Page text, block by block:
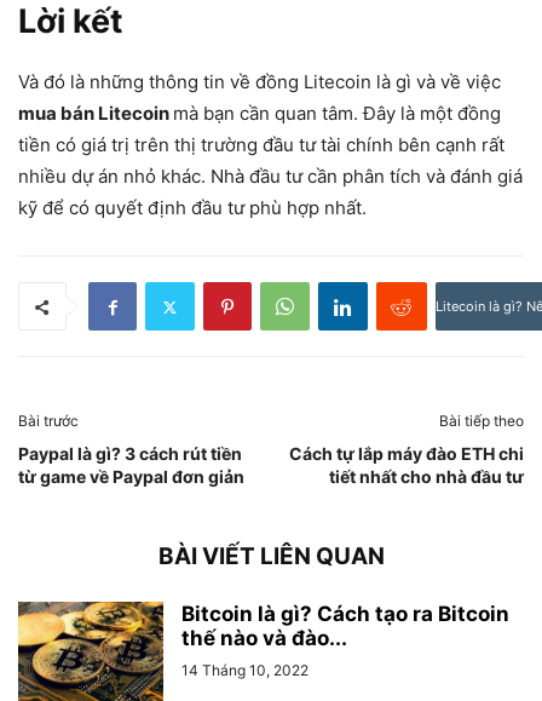
Lời kết
Và đó là những thông tin về đồng Litecoin là gì và về việc
mua bán Litecoin mà bạn cần quan tâm. Đây là một đồng
tiền có giá trị trên thị trường đầu tư tài chính bên cạnh rất
nhiều dự án nhỏ khác. Nhà đầu tư cần phân tích và đánh giá
kỹ để có quyết định đầu tư phù hợp nhất.
Litecoin là gì?
Bài trước
Paypal là gì? 3 cách rút tiền
từ game về Paypal đơn giản
Bài tiếp theo
Cách tự lắp máy đào ETH chi
tiết nhất cho nhà đầu tư
BÀI VIẾT LIÊN QUAN
Bitcoin là gì? Cách tạo ra Bitcoin
thế nào và đào...
14 Tháng 10, 2022